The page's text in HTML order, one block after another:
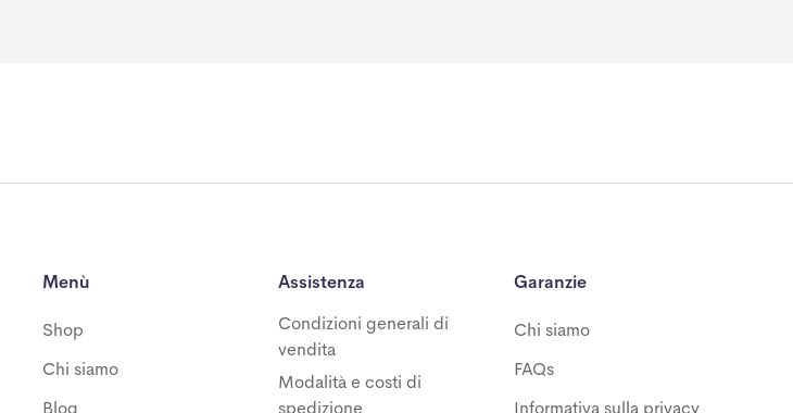
Menù
Shop
Chi siamo
Blog
Assistenza
Condizioni generali di
vendita
Modalità e costi di
spedizione
Garanzie
Chi siamo
FAQs
Informativa sulla privacy